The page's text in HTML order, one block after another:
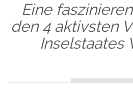
Eine
den 4 aktivsten
Inselstaates